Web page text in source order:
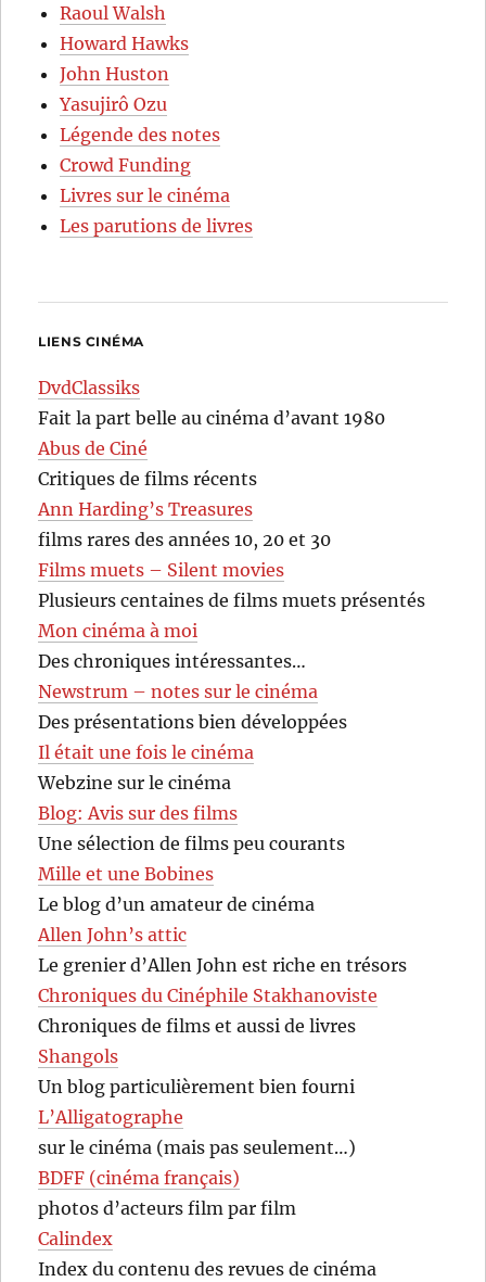
Raoul Walsh
Howard Hawks
John Huston
Yasujirô Ozu
Légende des notes
Crowd Funding
Livres sur le cinéma
Les parutions de livres
LIENS CINÉMA
DvdClassiks
Fait la part belle au cinéma d’avant 1980
Abus de Ciné
Critiques de films récents
Ann Harding’s Treasures
films rares des années 10, 20 et 30
Films muets – Silent movies
Plusieurs centaines de films muets présentés
Mon cinéma à moi
Des chroniques intéressantes…
Newstrum – notes sur le cinéma
Des présentations bien développées
Il était une fois le cinéma
Webzine sur le cinéma
Blog: Avis sur des films
Une sélection de films peu courants
Mille et une Bobines
Le blog d’un amateur de cinéma
Allen John’s attic
Le grenier d’Allen John est riche en trésors
Chroniques du Cinéphile Stakhanoviste
Chroniques de films et aussi de livres
Shangols
Un blog particulièrement bien fourni
L’Alligatographe
sur le cinéma (mais pas seulement…)
BDFF (cinéma français)
photos d’acteurs film par film
Calindex
Index du contenu des revues de cinéma